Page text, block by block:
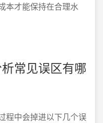
本才能保持在合理水
常见误区有哪
程中会掉进以下几个误